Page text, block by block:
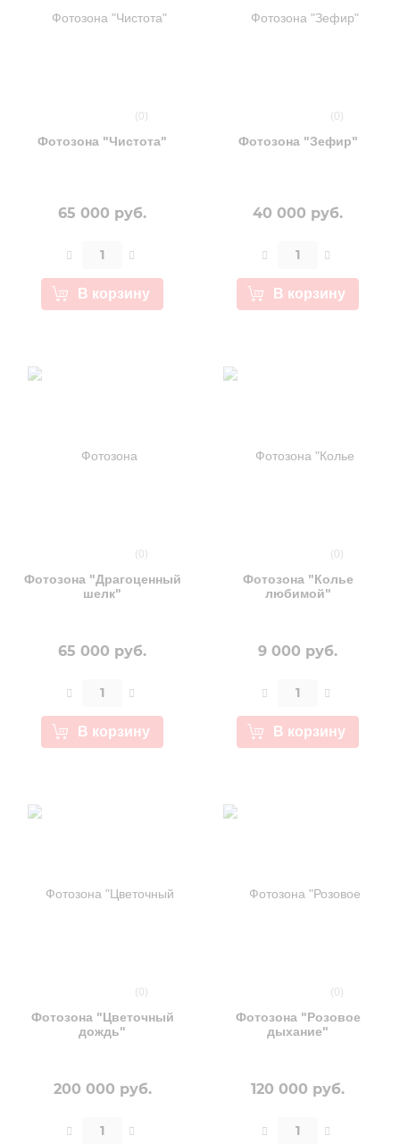
(0)
Фотозона "Чистота"
65 000 руб.
В корзину
(0)
Фотозона "Зефир"
40 000 руб.
В корзину
(0)
Фотозона "Драгоценный
шелк"
65 000 руб.
В корзину
(0)
Фотозона "Колье
любимой"
9 000 руб.
В корзину
(0)
Фотозона "Цветочный
дождь"
200 000 руб.
(0)
Фотозона "Розовое
дыхание"
120 000 руб.